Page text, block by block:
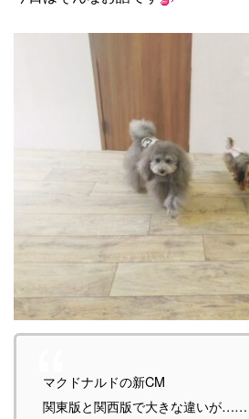
マクドナルドの新CM
関東版と関西版で大きな違いが……